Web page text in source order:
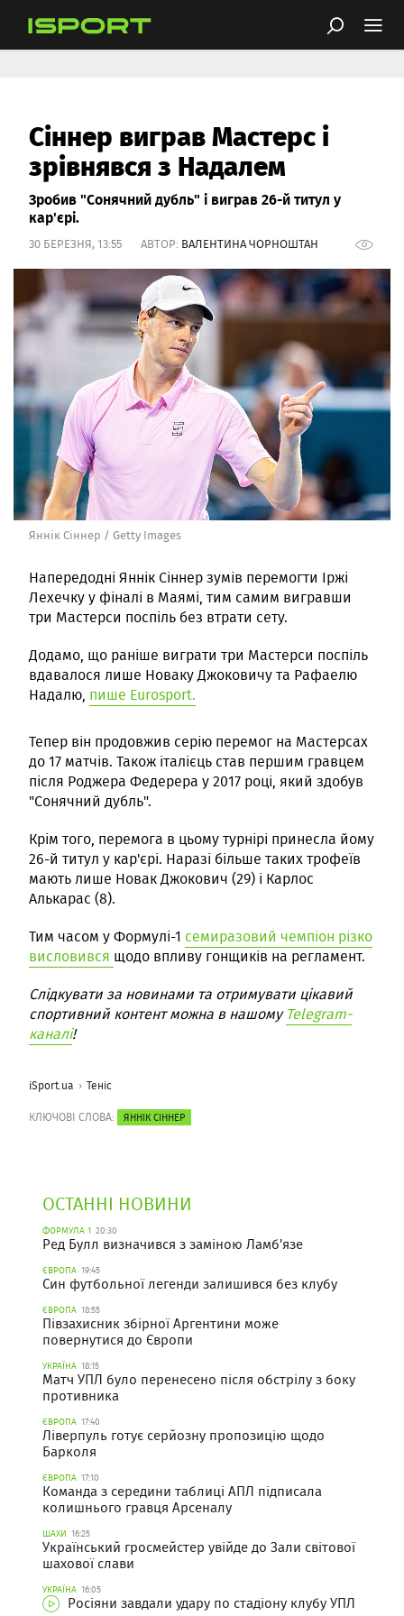
Сіннер виграв Мастерс і
зрівнявся з Надалем
Зробив "Сонячний дубль" і виграв 26-й титул у
кар'єрі.
30 БЕРЕЗНЯ, 13:55 АВТОР: ВАЛЕНТИНА ЧОРНОШТАН
Яннік Сіннер / Getty Images
Напередодні Яннік Сіннер зумів перемогти Іржі
Лехечку у фіналі в Маямі, тим самим вигравши
три Мастерси поспіль без втрати сету.
Додамо, що раніше виграти три Мастерси поспіль
вдавалося лише Новаку Джоковичу та Рафаелю
Надалю, пише Eurosport.
Тепер він продовжив серію перемог на Мастерсах
до 17 матчів. Також італієць став першим гравцем
після Роджера Федерера у 2017 році, який здобув
"Сонячний дубль".
Крім того, перемога в цьому турнірі принесла йому
26-й титул у кар'єрі. Наразі більше таких трофеїв
мають лише Новак Джокович (29) і Карлос
Алькарас (8).
Тим часом у Формулі-1 семиразовий чемпіон різко
висловився щодо впливу гонщиків на регламент.
Слідкувати за новинами та отримувати цікавий
спортивний контент можна в нашомуTelegram-
каналі!
iSport.ua Теніс
КЛЮЧОВІ СЛОВА: ЯННІК СІННЕР
ОСТАННІ НОВИНИ
ФОРМУЛА 1 20:30
Ред Булл визначився з заміною Ламб'язе
ЄВРОПА 19:45
Син футбольної легенди залишився без клубу
ЄВРОПА 18:55
Півзахисник збірної Аргентини може
повернутися до Європи
УКРАЇНА 18:15
Матч УПЛ було перенесено після обстрілу з боку
противника
ЄВРОПА 17:40
Ліверпуль готує серйозну пропозицію щодо
Барколя
ЄВРОПА 17:10
Команда з середини таблиці АПЛ підписала
колишнього гравця Арсеналу
ШАХИ 16:25
Український гросмейстер увійде до Зали світової
шахової слави
УКРАЇНА 16:05
Росіяни завдали удару по стадіону клубу УПЛ